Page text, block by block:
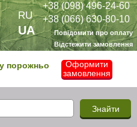
+38 (098) 496-24-60
+38 (066) 630-80-10
Повідомити про оплату
Відстежити замовлення
RU
UA
порожньо
Оформити
замовлення